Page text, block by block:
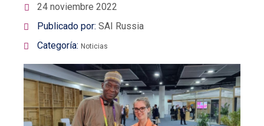
24 noviembre 2022
Publicado por: SAI Russia
Categoría: Noticias